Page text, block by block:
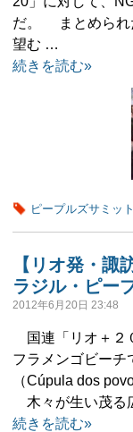
だ。 まとめられ
望む …
続きを読む»
ピープルズサミット
【リオ発・
ラジル・ピー
2012年6月20日 23:48
国連「リオ＋２
フラメンゴビーチ
（Cúpula dos
木々が生い茂る
続きを読む»